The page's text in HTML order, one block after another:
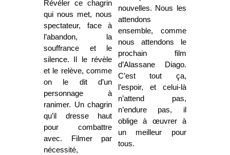
Révéler ce chagrin
qui nous met, nous
spectateur, face à
l’abandon, la
souffrance et le
silence. Il le révèle
et le relève, comme
on le dit d’un
personnage à
ranimer. Un chagrin
qu’il dresse haut
pour combattre
avec. Filmer par
nécessité,
nouvelles. Nous les
attendons
ensemble, comme
nous attendons le
prochain film
d’Alassane Diago.
C’est tout ça,
l’espoir, et celui-là
n’attend pas,
n’endure pas, il
oblige à œuvrer à
un meilleur pour
tous.